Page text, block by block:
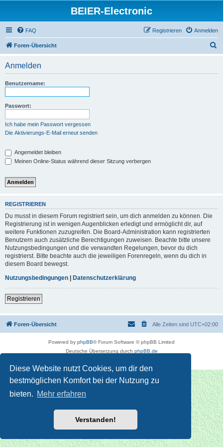
Diese Website nutzt Cookies, um dir den
bestmöglichen Komfort bei der Nutzung zu
bieten. Mehr erfahren
Verstanden!
BEIER-Electronic
FAQ Anmelden
Registrieren
Foren-Übersicht
Anmelden
Benutzername:
Passwort:
Ich habe mein Passwort vergessen
Die Aktivierungs-E-Mail erneut senden
Angemeldet bleiben
Meinen Online-Status während dieser Sitzung verbergen
REGISTRIEREN
Du musst in diesem Forum registriert sein, um dich anmelden zu können. Die
Registrierung ist in wenigen Augenblicken erledigt und ermöglicht dir, auf
weitere Funktionen zuzugreifen. Die Board-Administration kann registrierten
Benutzern auch zusätzliche Berechtigungen zuweisen. Beachte bitte unsere
Nutzungsbedingungen und die verwandten Regelungen, bevor du dich
registrierst. Bitte beachte auch die jeweiligen Forenregeln, wenn du dich in
diesem Board bewegst.
Nutzungsbedingungen | Datenschutzerklärung
Registrieren
Foren-Übersicht Alle Zeiten sind UTC+02:00
Powered by phpBB® Forum Software © phpBB Limited
Deutsche Übersetzung durch phpBB.de